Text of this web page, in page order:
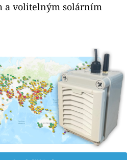
a volitelným solárním